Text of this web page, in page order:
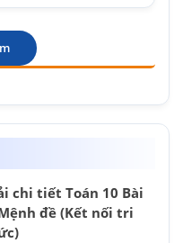
chi tiết Toán 10 Bài
đề (Kết nối tri